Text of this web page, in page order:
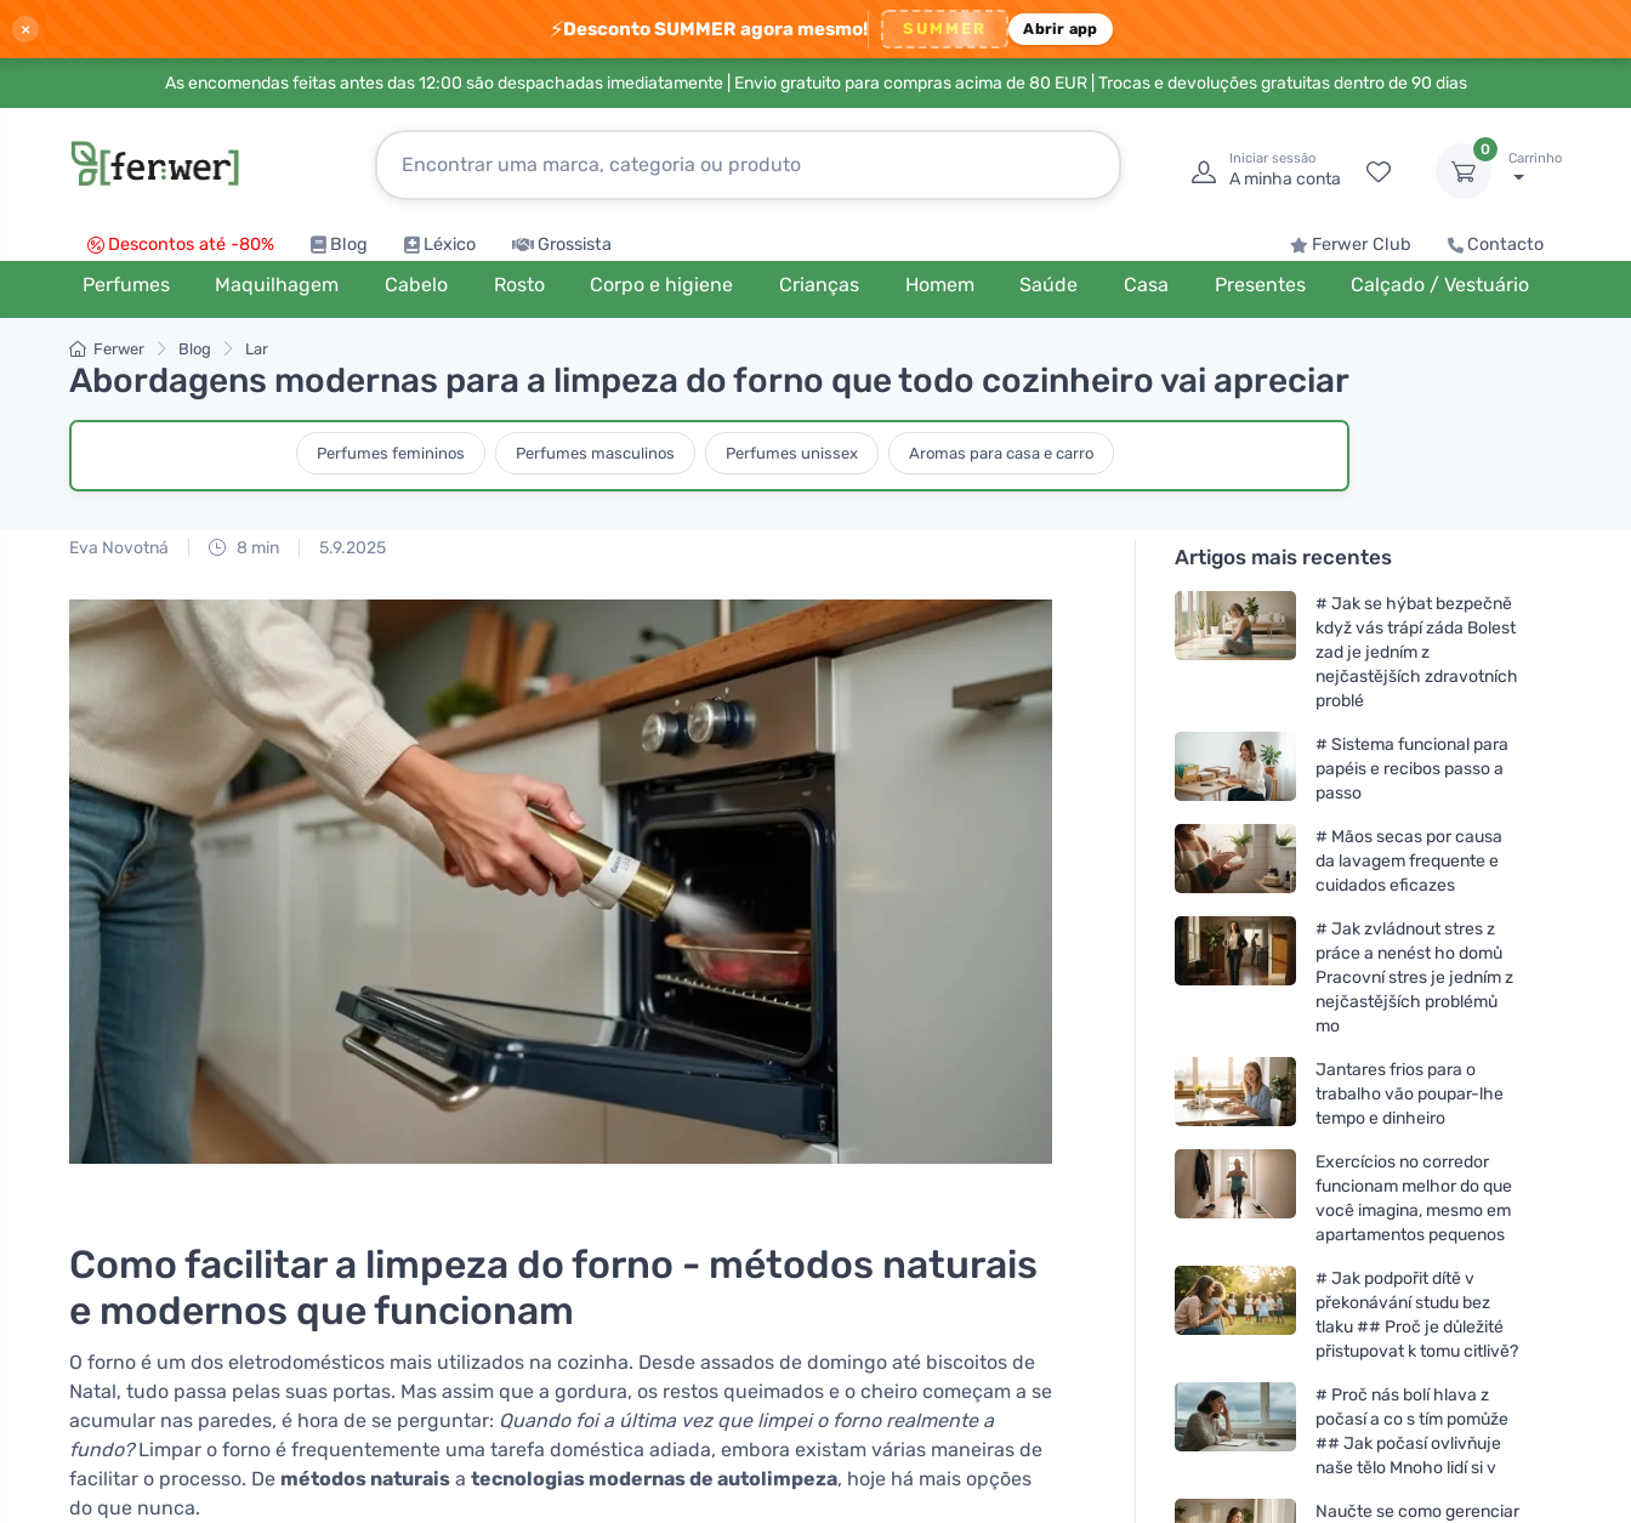
× ⚡Desconto SUMMER agora mesmo! SUMMER Abrir app
As encomendas feitas antes das 12:00 são despachadas imediatamente | Envio gratuito para compras acima de 80 EUR| Trocas e devoluções gratuitas dentro de 90 dias
Iniciar sessão
A minha conta
0
Carrinho
Descontos até -80% Blog Léxico Grossista Ferwer Club Contacto
Perfumes Maquilhagem Cabelo Rosto Corpo e higiene Crianças Homem Saúde Casa Presentes Calçado / Vestuário
Ferwer Blog Lar
Abordagens modernas para a limpeza do forno que todo cozinheiro vai apreciar
Perfumes femininos Perfumes masculinos Perfumes unissex Aromas para casa e carro
Eva Novotná 8 min 5.9.2025
Como facilitar a limpeza do forno - métodos naturais
e modernos que funcionam
O forno é um dos eletrodomésticos mais utilizados na cozinha. Desde assados de domingo até biscoitos de
Natal, tudo passa pelas suas portas. Mas assim que a gordura, os restos queimados e o cheiro começam a se
acumular nas paredes, é hora de se perguntar: Quando foi a última vez que limpei o forno realmente a
fundo?Limpar o forno é frequentemente uma tarefa doméstica adiada, embora existam várias maneiras de
facilitar o processo. De métodos naturais a tecnologias modernas de autolimpeza, hoje há mais opções
do que nunca.
Artigos mais recentes
# Jak se hýbat bezpečně
když vás trápí záda Bolest
zad je jedním z
nejčastějších zdravotních
problé
# Sistema funcional para
papéis e recibos passo a
passo
# Mãos secas por causa
da lavagem frequente e
cuidados eficazes
# Jak zvládnout stres z
práce a nenést ho domů
Pracovní stres je jedním z
nejčastějších problémů
mo
Jantares frios para o
trabalho vão poupar-lhe
tempo e dinheiro
Exercícios no corredor
funcionam melhor do que
você imagina, mesmo em
apartamentos pequenos
# Jak podpořit dítě v
překonávání studu bez
tlaku ## Proč je důležité
přistupovat k tomu citlivě?
# Proč nás bolí hlava z
počasí a co s tím pomůže
## Jak počasí ovlivňuje
naše tělo Mnoho lidí si v
Naučte se como gerenciar